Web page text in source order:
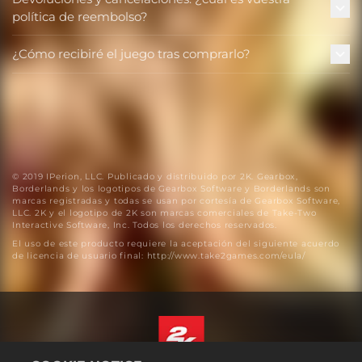
política de reembolso?
¿Cómo recibiré el juego tras comprarlo?
© 2019 IPerion, LLC. Publicado y distribuido por 2K. Gearbox,
Borderlands y los logotipos de Gearbox Software y Borderlands son
marcas registradas y todas se usan por cortesía de Gearbox Software,
LLC. 2K y el logotipo de 2K son marcas comerciales de Take-Two
Interactive Software, Inc. Todos los derechos reservados.
El uso de este producto requiere la aceptación del siguiente acuerdo
de licencia de usuario final: http://www.take2games.com/eula/